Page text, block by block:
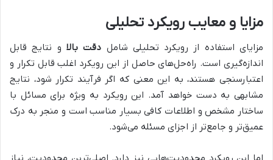
مزایا و معایب رویکرد تحلیلی
مزایای استفاده از رویکرد تحلیلی شامل دقت بالا و نتایج قابل
اندازه‌گیری است. راه‌حل‌های حاصل از این رویکرد اغلب قابل تکرار و
اعتبارسنجی هستند، به این معنی که اگر فرآیند تکرار شود، نتایج
مشابهی به دست خواهد آمد. این رویکرد به ویژه برای مسائل با
ساختار مشخص و اطلاعات کافی بسیار مناسب است و منجر به درک
عمیق‌تر و جامع‌تر از اجزای مسئله می‌شود.